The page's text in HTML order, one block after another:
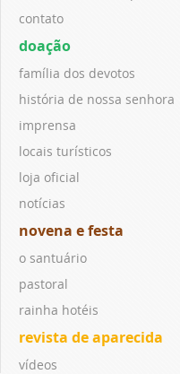
contato
doação
família dos devotos
história de nossa senhora
imprensa
locais turísticos
loja oficial
notícias
novena e festa
o santuário
pastoral
rainha hotéis
revista de aparecida
vídeos